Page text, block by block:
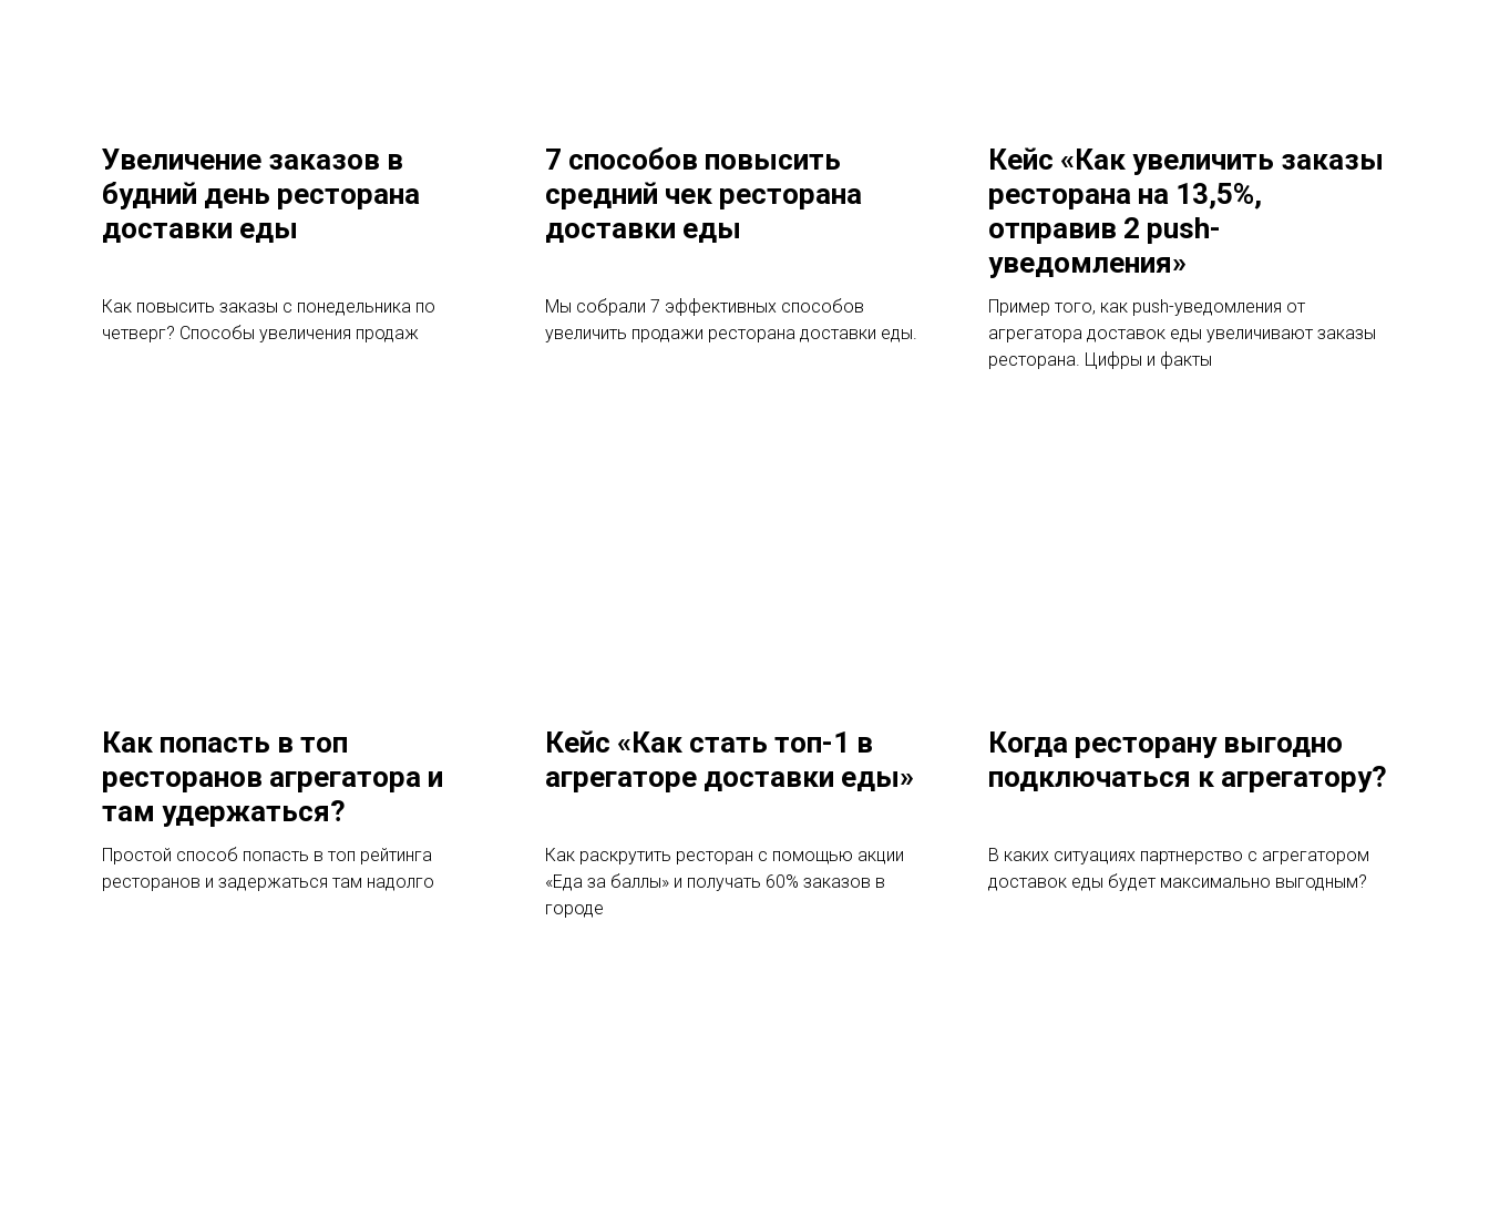
Увеличение заказов в
будний день ресторана
доставки еды
Как повысить заказы с понедельника по
четверг? Способы увеличения продаж
7 способов повысить
средний чек ресторана
доставки еды
Мы собрали 7 эффективных способов
увеличить продажи ресторана доставки еды.
Кейс «Как увеличить заказы
ресторана на 13,5%,
отправив 2 push-
уведомления»
Пример того, как push-уведомления от
агрегатора доставок еды увеличивают заказы
ресторана. Цифры и факты
Как попасть в топ
ресторанов агрегатора и
там удержаться?
Простой способ попасть в топ рейтинга
ресторанов и задержаться там надолго
Кейс «Как стать топ-1 в
агрегаторе доставки еды»
Как раскрутить ресторан с помощью акции
«Еда за баллы» и получать 60% заказов в
городе
Когда ресторану выгодно
подключаться к агрегатору?
В каких ситуациях партнерство с агрегатором
доставок еды будет максимально выгодным?